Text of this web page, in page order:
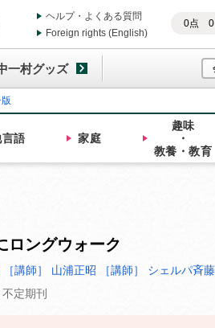
0点 0
ヘルプ・よくある質問
Foreign rights (English)
一村グッズ
言語 家庭
趣味
・
教養・教育
ングウォーク
［講師］ 山浦正昭
［講師］ シェルパ斉藤
定期刊